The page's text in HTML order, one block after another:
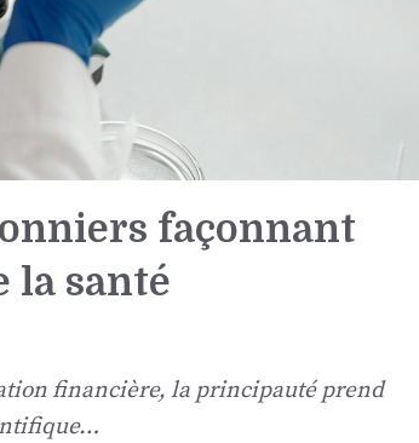
façonnant
la santé
financière, la principauté prend